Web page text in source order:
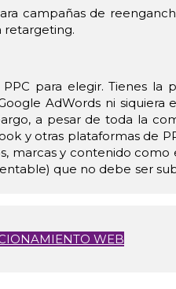
campañas de
retargeting.
para elegir. Tienes
AdWords ni
a pesar de toda la
y otras plataformas
marcas y contenido
que no debe ser
WEB